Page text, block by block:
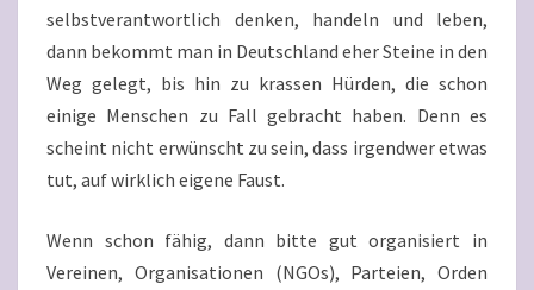
selbstverantwortlich denken, handeln und leben,
dann bekommt man in Deutschland eher Steine in den
Weg gelegt, bis hin zu krassen Hürden, die schon
einige Menschen zu Fall gebracht haben. Denn es
scheint nicht erwünscht zu sein, dass irgendwer etwas
tut, auf wirklich eigene Faust.
Wenn schon fähig, dann bitte gut organisiert in
Vereinen, Organisationen (NGOs), Parteien, Orden